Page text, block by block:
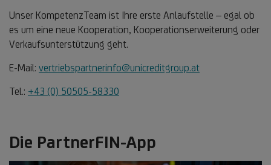
Unser KompetenzTeam ist Ihre erste Anlaufstelle – egal ob
es um eine neue Kooperation, Kooperationserweiterung oder
Verkaufsunterstützung geht.
E-Mail: vertriebspartnerinfo@unicreditgroup.at
Tel.: +43 (0) 50505-58330
Die PartnerFIN-App